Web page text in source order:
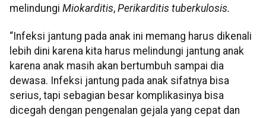
melindungi Miokarditis, Perikarditis tuberkulosis.
“Infeksi jantung pada anak ini memang harus dikenali
lebih dini karena kita harus melindungi jantung anak
karena anak masih akan bertumbuh sampai dia
dewasa. Infeksi jantung pada anak sifatnya bisa
serius, tapi sebagian besar komplikasinya bisa
dicegah dengan pengenalan gejala yang cepat dan